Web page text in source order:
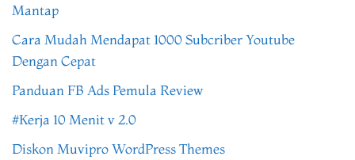
Mantap
Cara Mudah Mendapat 1000 Subcriber Youtube
Dengan Cepat
Panduan FB Ads Pemula Review
#Kerja 10 Menit v 2.0
Diskon Muvipro WordPress Themes